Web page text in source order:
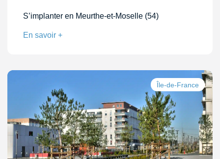
S’implanter en Meurthe-et-Moselle (54)
En savoir +
Île-de-France